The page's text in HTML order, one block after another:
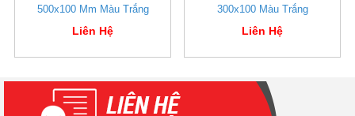
500x100 Mm Màu Trắng
Liên Hệ
300x100 Màu Trắng
Liên Hệ